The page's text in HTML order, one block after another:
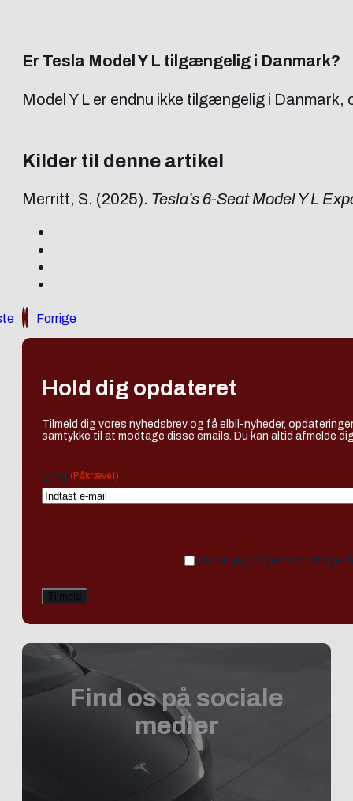
Er Tesla Model Y L tilgængelig i Danmark?
Model Y L er endnu ikke tilgængelig i
Kilder til denne artikel
Merritt, S. (2025). Tesla’s 6-Seat Model Y L
Forrige
Hold dig opdateret
Tilmeld dig vores nyhedsbrev og få elbil-nyheder,
samtykke til at modtage disse emails. Du kan altid afmelde
Email (Påkrævet)
Ja tak, jeg vil gerne modtage
Find os på sociale
medier